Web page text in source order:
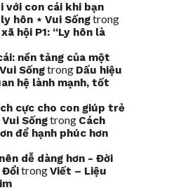
với con cái khi bạn
hôn ⋆ Vui Sốngtrong
hội P1: “Ly hôn là
nền tảng của một
Sốngtrong Dấu hiệu
hệ lành mạnh, tốt
cực cho con giúp trẻ
Sốngtrong Cách
để hạnh phúc hơn
dễ dàng hơn - Đời
ĐổitrongViết – Liệu